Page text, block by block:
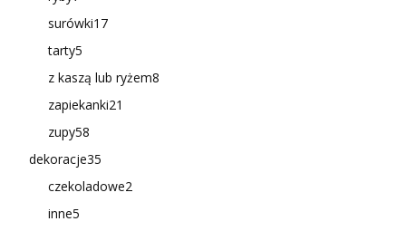
surówki17
tarty5
z kaszą lub ryżem8
zapiekanki21
zupy58
dekoracje35
czekoladowe2
inne5